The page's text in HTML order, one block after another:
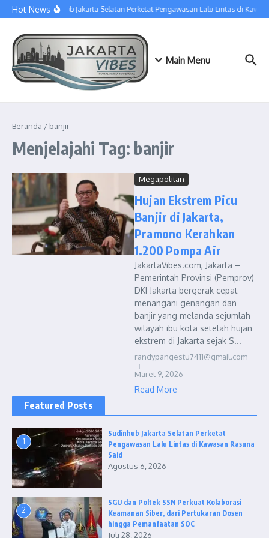
Lewati ke konten
Hot NewsSudinhub Jakarta Selatan Perketat Pengawasan Lalu Lintas di
Main Menu
Beranda / banjir
Menjelajahi Tag: banjir
Megapolitan
Hujan Ekstrem Picu
Banjir di Jakarta,
Pramono Kerahkan
1.200 Pompa Air
JakartaVibes.com, Jakarta –
Pemerintah Provinsi (Pemprov)
DKI Jakarta bergerak cepat
menangani genangan dan
banjir yang melanda sejumlah
wilayah ibu kota setelah hujan
ekstrem di Jakarta sejak S...
randypangestu7411@gmail.com
Maret 9, 2026
Read More
Featured Posts
1
Sudinhub Jakarta Selatan Perketat
Pengawasan Lalu Lintas di Kawasan Rasuna
Said
Agustus 6, 2026
2
SGU dan Poltek SSN Perkuat Kolaborasi
Keamanan Siber, dari Pertukaran Dosen
hingga Pemanfaatan SOC
Juli 28, 2026